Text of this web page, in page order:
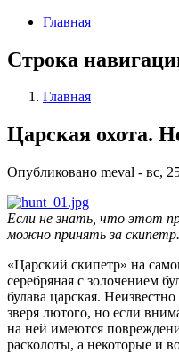
Главная
Строка
Главная
Царская охота.
Опубликовано meval - вс,
Если не знать, что этот
можно принять за скипетр.
«Царский скипетр» на
серебряная с золочением
булава царская.
зверя лютого, но если
на ней имеются
расколоты, а некоторые и